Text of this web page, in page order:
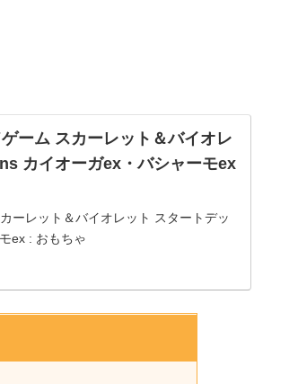
ーム スカーレット＆バイオレ
カイオーガex・バシャーモex
ーレット＆バイオレット スタートデッ
ex : おもちゃ